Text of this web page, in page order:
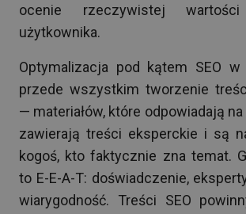
ocenie rzeczywistej
użytkownika.
Optymalizacja pod kątem SEO
przede wszystkim tworzenie
— materiałów, które odpowiadają
zawierają treści eksperckie i są
kogoś, kto faktycznie zna temat.
to E-E-A-T: doświadczenie,
wiarygodność. Treści SEO